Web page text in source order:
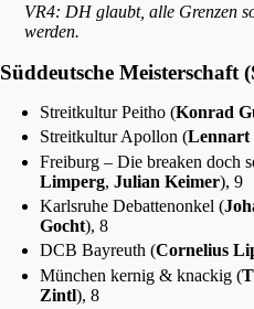
VR4: DH glaubt, alle Grenzen
werden.
Süddeutsche Meisterschaft
Streitkultur Peitho (Konrad
Streitkultur Apollon (Lennart
Freiburg – Die breaken doch
Limperg, Julian Keimer), 9
Karlsruhe Debattenonkel (
Gocht), 8
DCB Bayreuth (Cornelius
München kernig & knackig (
Zintl), 8